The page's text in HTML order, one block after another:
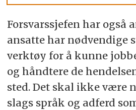
Forsvarssjefen har også
ansatte har nødvendige
verktøy for å kunne
og håndtere de
sted. Det skal ikke være
slags språk og adferd